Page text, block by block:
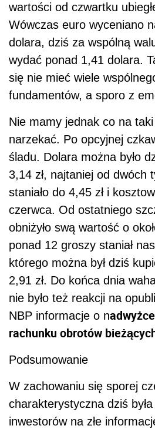
wartości od czwartku
Wówczas euro wyceniano
dolara, dziś za wspólną
wydać ponad 1,41 dolara.
się nie mieć wiele
fundamentów, a sporo z
Nie mamy jednak co na
narzekać. Po opcyjnej
śladu. Dolara można było
3,14 zł, najtaniej od dwóch
staniało do 4,45 zł i
czerwca. Od ostatniego
obniżyło swą wartość o
ponad 12 groszy staniał
którego można był dziś
2,91 zł. Do końca dnia
nie było też reakcji na
NBP informacje o n
rachunku obrotów
Podsumowanie
W zachowaniu się sporej
charakterystyczna dziś
inwestorów na złe